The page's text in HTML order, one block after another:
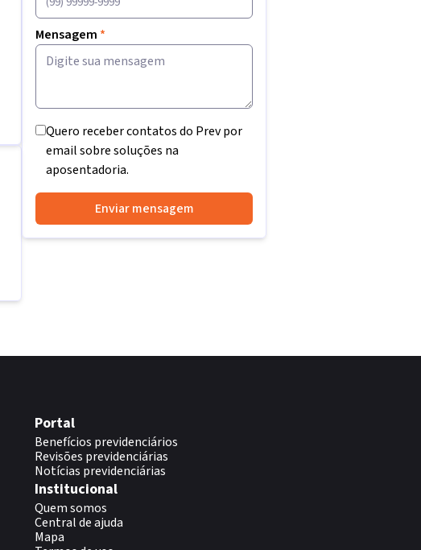
Mensagem *
Quero receber contatos do Prev por
email sobre soluções na
aposentadoria.
Enviar mensagem
Portal
Benefícios previdenciários
Revisões previdenciárias
Notícias previdenciárias
Institucional
Quem somos
Central de ajuda
Mapa